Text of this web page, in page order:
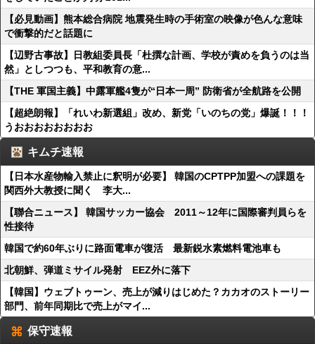
【必見動画】熊本総合病院 地震発生時の手術室の映像が色んな意味
で衝撃的だと話題に
【辺野古事故】日教組委員長「杜撰な計画、学校が責めを負うのは当
然」としつつも、平和教育の意...
【THE 軍国主義】中露軍艦4隻が“日本一周” 防衛省が全航路を公開
【超絶朗報】「れいわ新選組」改め、新党「いのちの党」爆誕！！！
うおおおおおおおお
キムチ速報
【日本水産物輸入禁止に釈明が必要】 韓国のCPTPP加盟への課題を
関西外大教授に聞く 李大...
【聯合ニュース】 韓国サッカー協会 2011～12年に国際審判員らを
性接待
韓国で約60年ぶりに路面電車が復活 最新鋭水素燃料電池車も
北朝鮮、弾道ミサイル発射 EEZ外に落下
【韓国】ウェブトゥーン、売上が減りはじめた？カカオのストーリー
部門、前年同期比で売上がマイ...
保守速報